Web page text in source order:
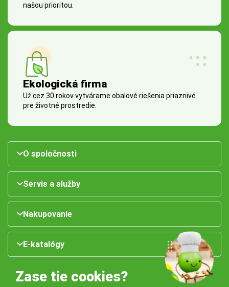
našou prioritou.
Ekologická firma
Už cez 30 rokov vytvárame obalové riešenia priaznivé
pre životné prostredie.
O spoločnosti
Servis a služby
Nakupovanie
E-katalógy
Zase tie cookies?